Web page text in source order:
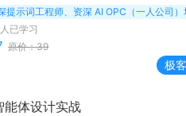
提示词工程师、资深 AI OPC（一人公司
人已学习
原价：39
极
能体设计实战